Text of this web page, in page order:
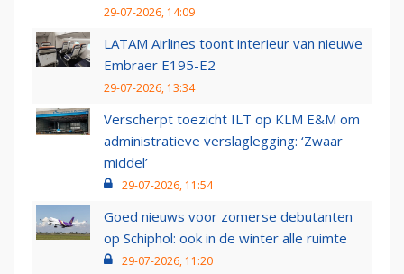
29-07-2026, 14:09
LATAM Airlines toont interieur van nieuwe
Embraer E195-E2
29-07-2026, 13:34
Verscherpt toezicht ILT op KLM E&M om
administratieve verslaglegging: ‘Zwaar
middel’
29-07-2026, 11:54
Goed nieuws voor zomerse debutanten
op Schiphol: ook in de winter alle ruimte
29-07-2026, 11:20